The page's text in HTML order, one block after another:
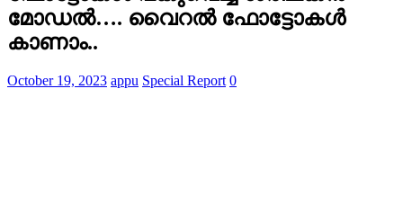
മോഡൽ…. വൈറൽ ഫോട്ടോകൾ
കാണാം..
October 19, 2023 appu Special Report 0